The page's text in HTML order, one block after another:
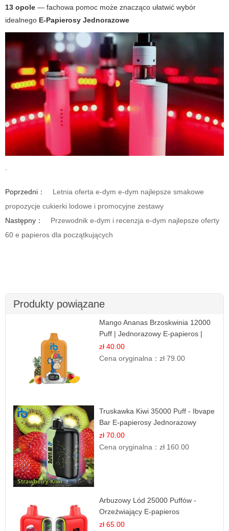
13 opole — fachowa pomoc może znacząco ułatwić wybór
idealnego E-Papierosy Jednorazowe
Poprzedni：
Letnia oferta e-dym e-dym najlepsze smakowe
propozycje cukierki lodowe i promocyjne zestawy
Następny：
Przewodnik e-dym i recenzja e-dym najlepsze oferty
60 e papieros dla początkujących
Produkty powiązane
Mango Ananas Brzoskwinia 12000
Puff | Jednorazowy E-papieros |
Tropikalny Smak
zł 40.00
Cena oryginalna：zł 79.00
Truskawka Kiwi 35000 Puff - Ibvape
Bar E-papierosy Jednorazowy
zł 70.00
Cena oryginalna：zł 160.00
Arbuzowy Lód 25000 Puffów -
Orzeźwiający E-papieros
Jednorazowy
zł 65.00